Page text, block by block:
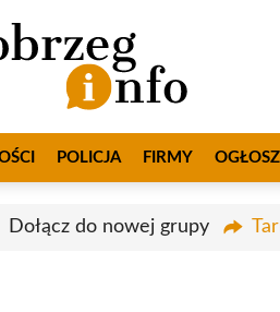
POLICJA FIRMY
Dołącz do nowej grupy